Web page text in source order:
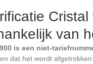
van
is een niet-
dat het wordt